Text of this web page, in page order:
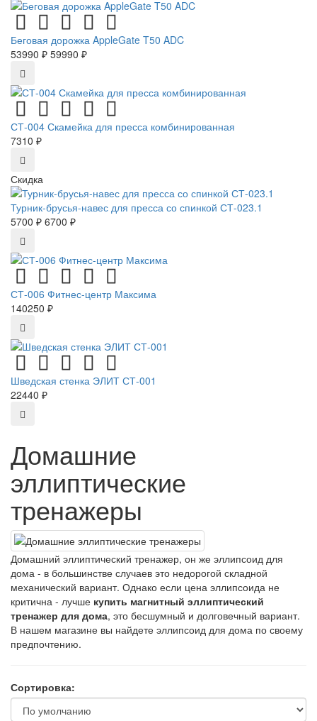
Беговая дорожка AppleGate T50 ADC
53990 ₽ 59990 ₽
СТ-004 Скамейка для пресса комбинированная
7310 ₽
Скидка
Турник-брусья-навес для пресса со спинкой СТ-023.1
5700 ₽ 6700 ₽
СТ-006 Фитнес-центр Максима
140250 ₽
Шведская стенка ЭЛИТ СТ-001
22440 ₽
Домашние
эллиптические
тренажеры
Домашний эллиптический тренажер, он же эллипсоид для
дома - в большинстве случаев это недорогой складной
механический вариант. Однако если цена эллипсоида не
критична - лучше купить магнитный эллиптический
тренажер для дома, это бесшумный и долговечный вариант.
В нашем магазине вы найдете эллипсоид для дома по своему
предпочтению.
Сортировка: